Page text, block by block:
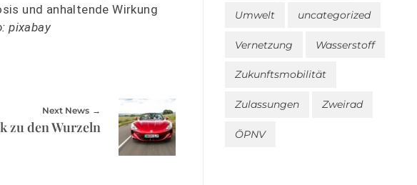
und anhaltende Wirkung
pixabay
Next News
zu den Wurzeln
Umwelt uncategorized
Vernetzung Wasserstoff
Zukunftsmobilität
Zulassungen Zweirad
ÖPNV